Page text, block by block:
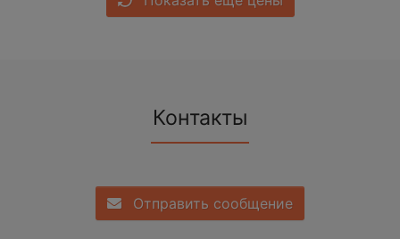
Контакты
Отправить сообщение